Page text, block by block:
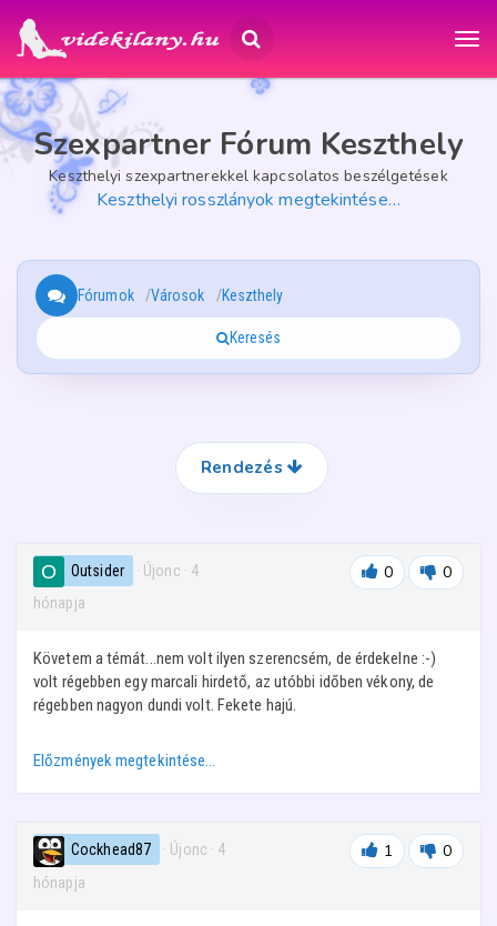
Szexpartner Fórum Keszthely
Keszthelyi szexpartnerekkel kapcsolatos beszélgetések
Keszthelyi rosszlányok megtekintése…
Fórumok Városok Keszthely
Keresés
Rendezés
Outsider · Újonc · 4
hónapja
0 0
Követem a témát...nem volt ilyen szerencsém, de érdekelne :-)
volt régebben egy marcali hirdető, az utóbbi időben vékony, de
régebben nagyon dundi volt. Fekete hajú.
Előzmények megtekintése…
Cockhead87 · Újonc · 4
hónapja
1 0